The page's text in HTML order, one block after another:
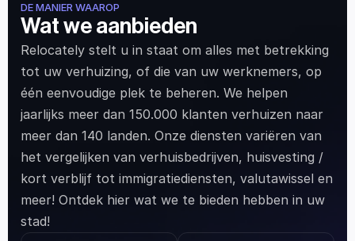
DE MANIER WAAROP
Wat we aanbieden
Relocately stelt u in staat om alles met betrekking
tot uw verhuizing, of die van uw werknemers, op
één eenvoudige plek te beheren. We helpen
jaarlijks meer dan 150.000 klanten verhuizen naar
meer dan 140 landen. Onze diensten variëren van
het vergelijken van verhuisbedrijven, huisvesting /
kort verblijf tot immigratiediensten, valutawissel en
meer! Ontdek hier wat we te bieden hebben in uw
stad!